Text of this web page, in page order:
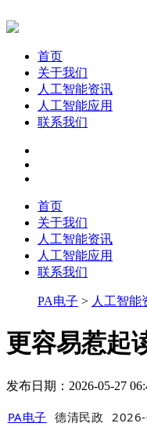
首页
关于我们
人工智能资讯
人工智能应用
联系我们
首页
关于我们
人工智能资讯
人工智能应用
联系我们
PA电子 > 人工智能
更容易惹起
发布日期：2026-05-27
PA电子 德清民政